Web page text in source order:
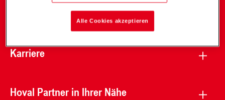
Karriere
Hoval Partner in Ihrer Nähe
Alle Cookies akzeptieren